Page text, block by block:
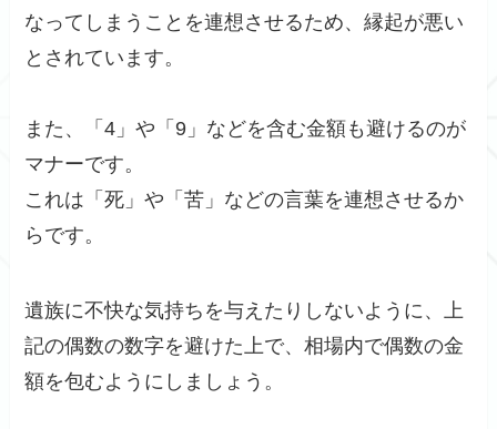
なってしまうことを連想させるため、縁起が悪い
とされています。
また、「4」や「9」などを含む金額も避けるのが
マナーです。
これは「死」や「苦」などの言葉を連想させるか
らです。
遺族に不快な気持ちを与えたりしないように、上
記の偶数の数字を避けた上で、相場内で偶数の金
額を包むようにしましょう。